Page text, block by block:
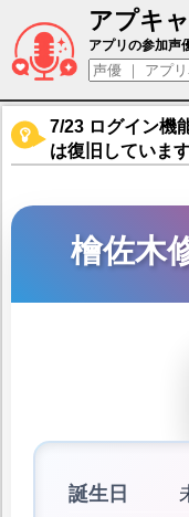
アプキ
檜佐木修
アプリの参加声
7/23 ログイン機
は復旧していま
檜佐木
誕生日